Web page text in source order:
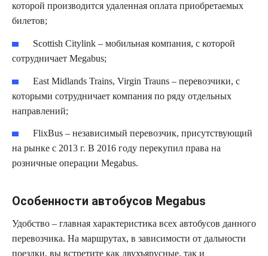
которой производится удаленная оплата приобретаемых
билетов;
Scottish Citylink – мобильная компания, с которой
сотрудничает Megabus;
East Midlands Trains, Virgin Trauns – перевозчики, с
которыми сотрудничает компания по ряду отдельных
направлений;
FlixBus – независимый перевозчик, присутствующий
на рынке с 2013 г. В 2016 году перекупил права на
розничные операции Megabus.
Особенности автобусов Megabus
Удобство – главная характеристика всех автобусов данного
перевозчика. На маршрутах, в зависимости от дальности
поездки, вы встретите как двухъярусные, так и